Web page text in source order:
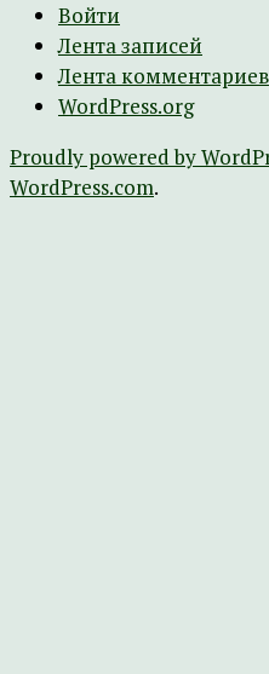
Войти
Лента записей
Лента комментариев
WordPress.org
Proudly powered by
WordPress.com.